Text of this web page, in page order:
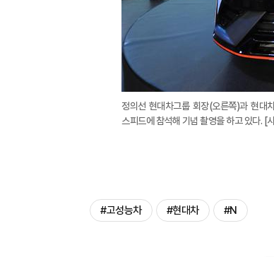
정의선 현대차그룹 회장(오른쪽)과 현대
스피드에 참석해 기념 촬영을 하고 있다. [
#고성능차 #현대차 #N